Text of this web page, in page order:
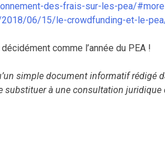
des-frais-sur-les-pea/
2018/06/15/le-crowdfunding-et-le-
comme l’année du PEA !
simple document informatif rédigé
substituer à une consultation juridique